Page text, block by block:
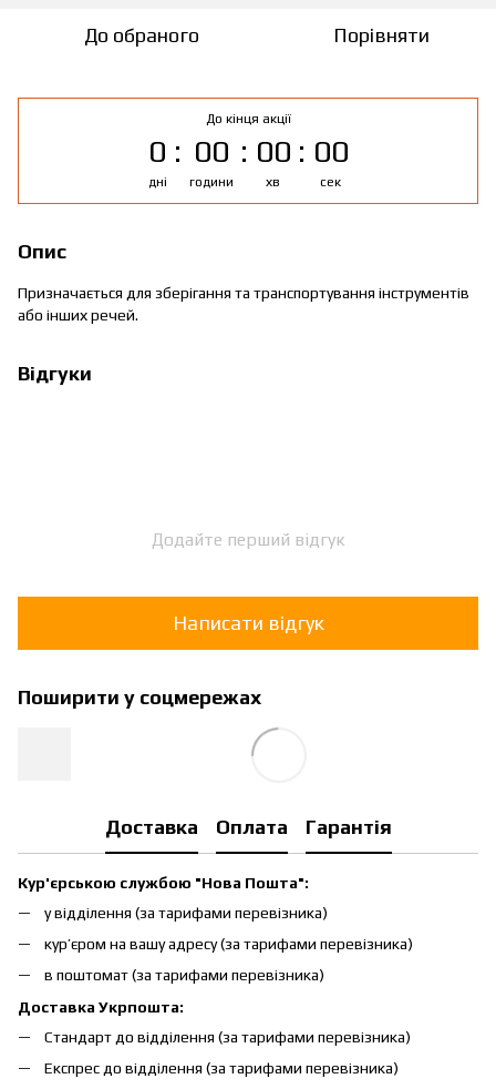
До обраного Порівняти
До кінця акції
0
дні
00
години
00
хв
00
сек
Опис
Призначається для зберігання та транспортування інструментів
або інших речей.
Відгуки
Додайте перший відгук
Написати відгук
Поширити у соцмережах
Доставка Оплата Гарантія
Кур'єрською службою "Нова Пошта":
у відділення (за тарифами перевізника)
кур’єром на вашу адресу (за тарифами перевізника)
в поштомат (за тарифами перевізника)
Доставка Укрпошта:
Стандарт до відділення (за тарифами перевізника)
Експрес до відділення (за тарифами перевізника)